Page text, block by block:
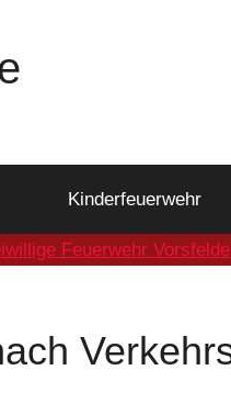
Kinderfeuerwehr